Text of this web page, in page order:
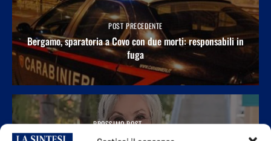
POST PRECEDENTE
Bergamo, sparatoria a Covo con due morti: responsabili in
fuga
PROSSIMO POST